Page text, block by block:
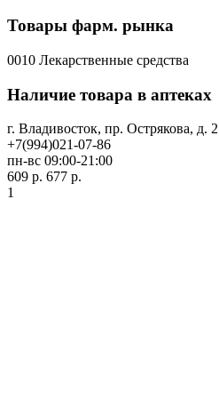
Товары фарм. рынка
0010 Лекарственные средства
Наличие товара в аптеках
г. Владивосток, пр. Острякова, д. 2
+7(994)021-07-86
пн-вс 09:00-21:00
609 р. 677 р.
1